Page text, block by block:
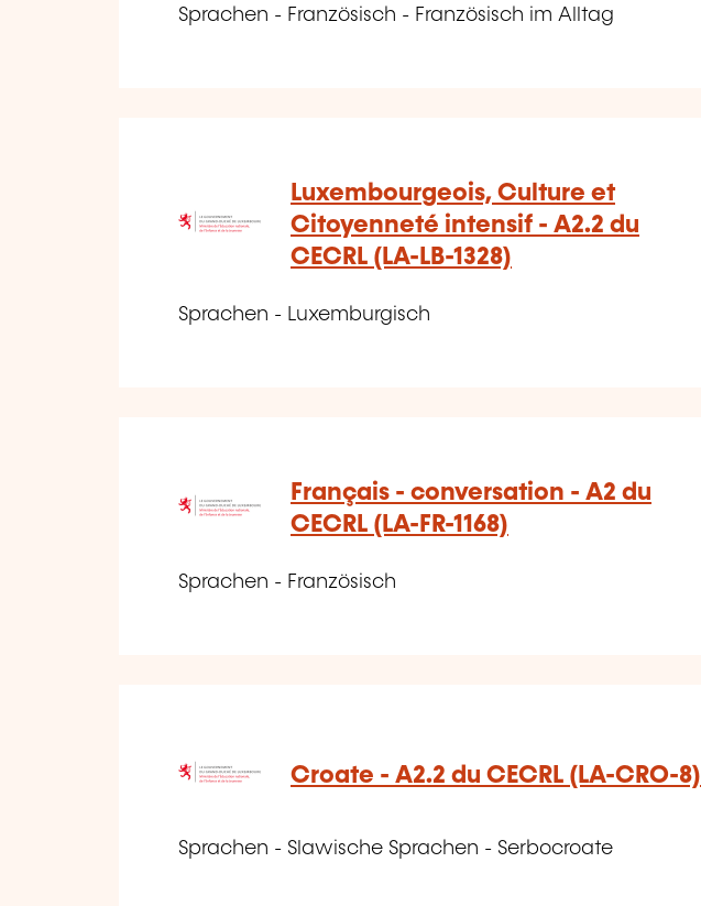
Sprachen - Französisch - Französisch im Alltag
Luxembourgeois, Culture et
Citoyenneté intensif - A2.2 du
CECRL (LA-LB-1328)
Sprachen - Luxemburgisch
Français - conversation - A2 du
CECRL (LA-FR-1168)
Sprachen - Französisch
Croate - A2.2 du CECRL (LA-CRO-8)
Sprachen - Slawische Sprachen - Serbocroate